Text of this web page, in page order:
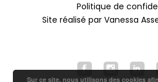
Politique de
Site réalisé par Vanessa
Sur ce site, nous utilisons des cookies